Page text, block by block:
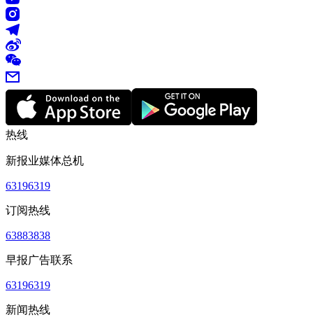
热线
新报业媒体总机
63196319
订阅热线
63883838
早报广告联系
63196319
新闻热线